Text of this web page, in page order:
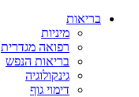
בריאות
מיניות
רפואה מגדרית
בריאות הנפש
גינקולוגיה
דימוי גוף